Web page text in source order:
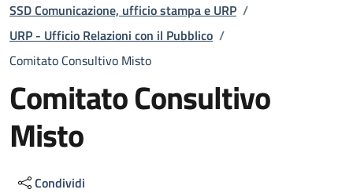
SSD Comunicazione, ufficio stampa e URP /
URP - Ufficio Relazioni con il Pubblico /
Comitato Consultivo Misto
Comitato Consultivo
Misto
Condividi